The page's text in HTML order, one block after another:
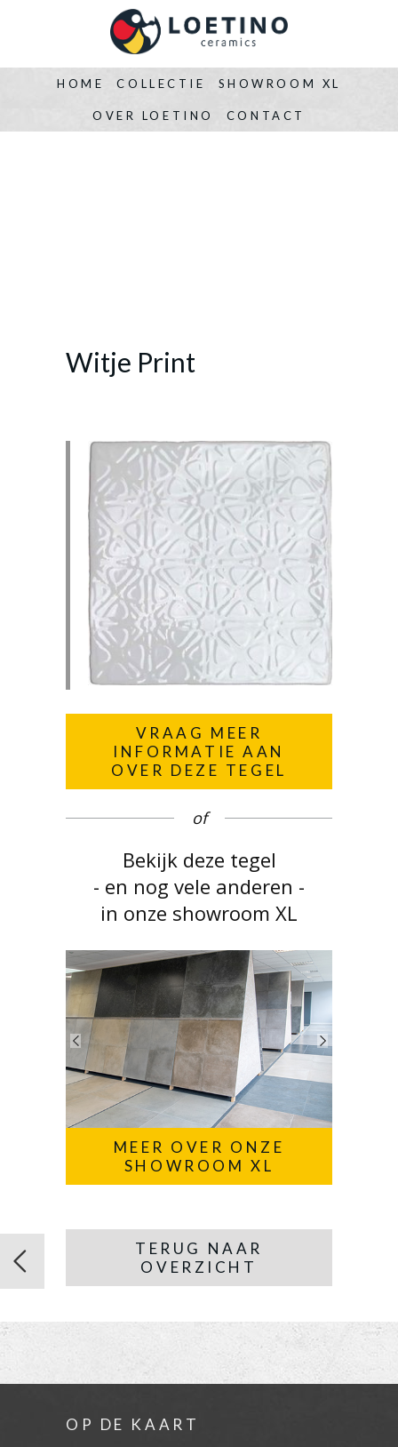
HOME COLLECTIE SHOWROOM XL
OVER LOETINO CONTACT
Witje Print
VRAAG MEER
INFORMATIE AAN
OVER DEZE TEGEL
of
Bekijk deze tegel
- en nog vele anderen -
in onze showroom XL
MEER OVER ONZE
SHOWROOM XL
TERUG NAAR
OVERZICHT
OP DE KAART